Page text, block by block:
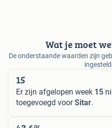
Wat je moet
De onderstaande waarden zijn
15
Er zijn afgelopen week 15
toegevoegd voorSitar.